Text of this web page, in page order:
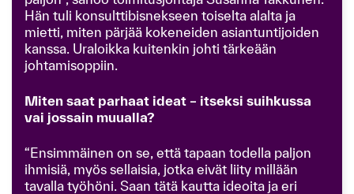
Hän tuli konsulttibisnekseen toiselta alalta ja
mietti, miten pärjää kokeneiden asiantuntijoiden
kanssa. Uraloikka kuitenkin johti tärkeään
johtamisoppiin.
Miten saat parhaat ideat – itseksi suihkussa
vai jossain muualla?
“Ensimmäinen on se, että tapaan todella paljon
ihmisiä, myös sellaisia, jotka eivät liity millään
tavalla työhöni. Saan tätä kautta ideoita ja eri